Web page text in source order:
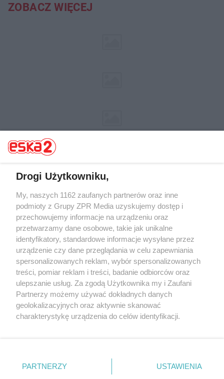
ZOBACZ WIĘCEJ
Żaden utwór zamieszczony w serwisie nie może być powielany i
rozpowszechniany lub dalej rozpowszechniany w jakikolwiek sposób (w
tym także elektroniczny lub mechaniczny) na jakimkolwiek polu
eksploatacji w jakiejkolwiek formie, włącznie z umieszczaniem w
Internecie bez pisemnej zgody właściciela praw. Jakiekolwiek użycie lub
wykorzystanie utworów w całości lub w części z naruszeniem prawa,
tzn. bez właściwej zgody, jest zabronione pod groźbą kary i może być
ścigane prawnie.
Drogi Użytkowniku,
My, naszych 1162 zaufanych partnerów oraz inne
podmioty z Grupy ZPR Media uzyskujemy dostęp i
przechowujemy informacje na urządzeniu oraz
przetwarzamy dane osobowe, takie jak unikalne
identyfikatory, standardowe informacje wysyłane przez
urządzenie czy dane przeglądania w celu zapewniania
spersonalizowanych reklam, wybór spersonalizowanych
treści, pomiar reklam i treści, badanie odbiorców oraz
ulepszanie usług. Za zgodą Użytkownika my i Zaufani
Partnerzy możemy używać dokładnych danych
geolokalizacyjnych oraz aktywnie skanować
charakterystykę urządzenia do celów identyfikacji.
zmienić/wycofać klikając przycisk ustawień prywatności
znajdujący się w lewym dolnym rogu strony
PARTNERZY USTAWIENIA